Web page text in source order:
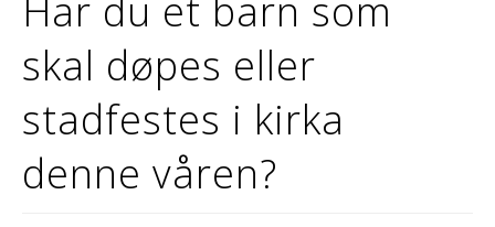
AKTIVITETER OG KONSERTER
DÅP
VIGSEL
GRAVFERD
Har du et barn som
skal døpes eller
stadfestes i kirka
denne våren?